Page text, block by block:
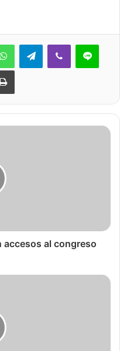
WhatsAppTelegramViber Line
Print
al congreso